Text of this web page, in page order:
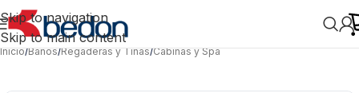
Skip to navigation
Skip to main content
Inicio/Baños/Regaderas y Tinas/Cabinas y Spa